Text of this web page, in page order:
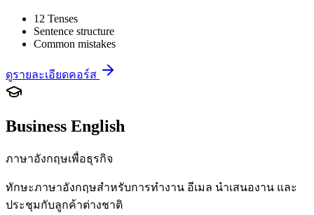
12 Tenses
Sentence structure
Common mistakes
ดูรายละเอียดคอร์ส
Business English
ภาษาอังกฤษเพื่อธุรกิจ
ทักษะภาษาอังกฤษสำหรับการทำงาน อีเมล นำเสนองาน และ
ประชุมกับลูกค้าต่างชาติ